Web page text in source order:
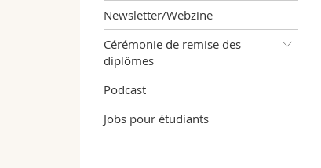
Newsletter/Webzine
Cérémonie de remise des
diplômes
Podcast
Jobs pour étudiants